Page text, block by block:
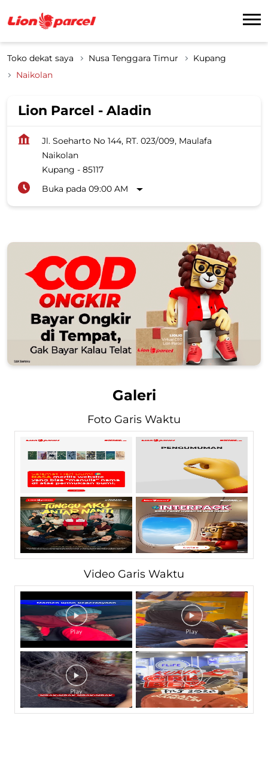
Toko dekat saya Nusa Tenggara Timur
Kupang
Naikolan
Lion Parcel - Aladin
Jl. Soeharto No 144, RT. 023/009, Maulafa
Naikolan
Kupang - 85117
Buka pada 09:00 AM
Galeri
Foto Garis Waktu
Video Garis Waktu